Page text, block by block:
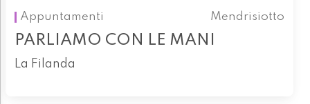
Appuntamenti
Mendrisiotto
PARLIAMO CON LE MANI
La Filanda